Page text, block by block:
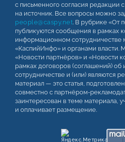
с письменного согласия редакции
на источник. Все вопросы можно
people@caspy.net. В рубрике «От
публикуются сообщения в рамках
информационном сотрудничестве
«КаспийИнфо» и органами власти.
«Новости партнёров» и «Новости
рамках договоров (соглашений)
сотрудничестве и (или) являются
материал — это статья,
совместно с партнёром-
заинтересован в теме материала,
и оплачивает размещение.